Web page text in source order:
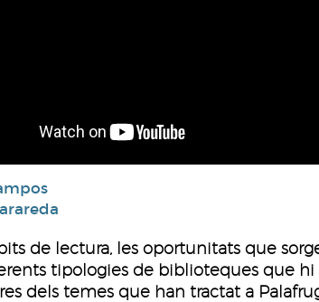
de lectura, les oportunitats que
tipologies de biblioteques que hi
dels temes que han tractat a